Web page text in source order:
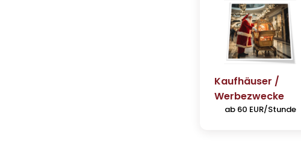
Kaufhäuser /
Werbezwecke
ab 60 EUR/Stunde